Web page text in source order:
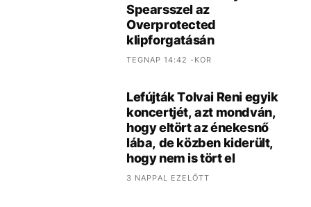
Spearsszel az
Overprotected
klipforgatásán
TEGNAP 14:42 -KOR
Lefújták Tolvai Reni egyik
koncertjét, azt mondván,
hogy eltört az énekesnő
lába, de közben kiderült,
hogy nem is tört el
3 NAPPAL EZELŐTT